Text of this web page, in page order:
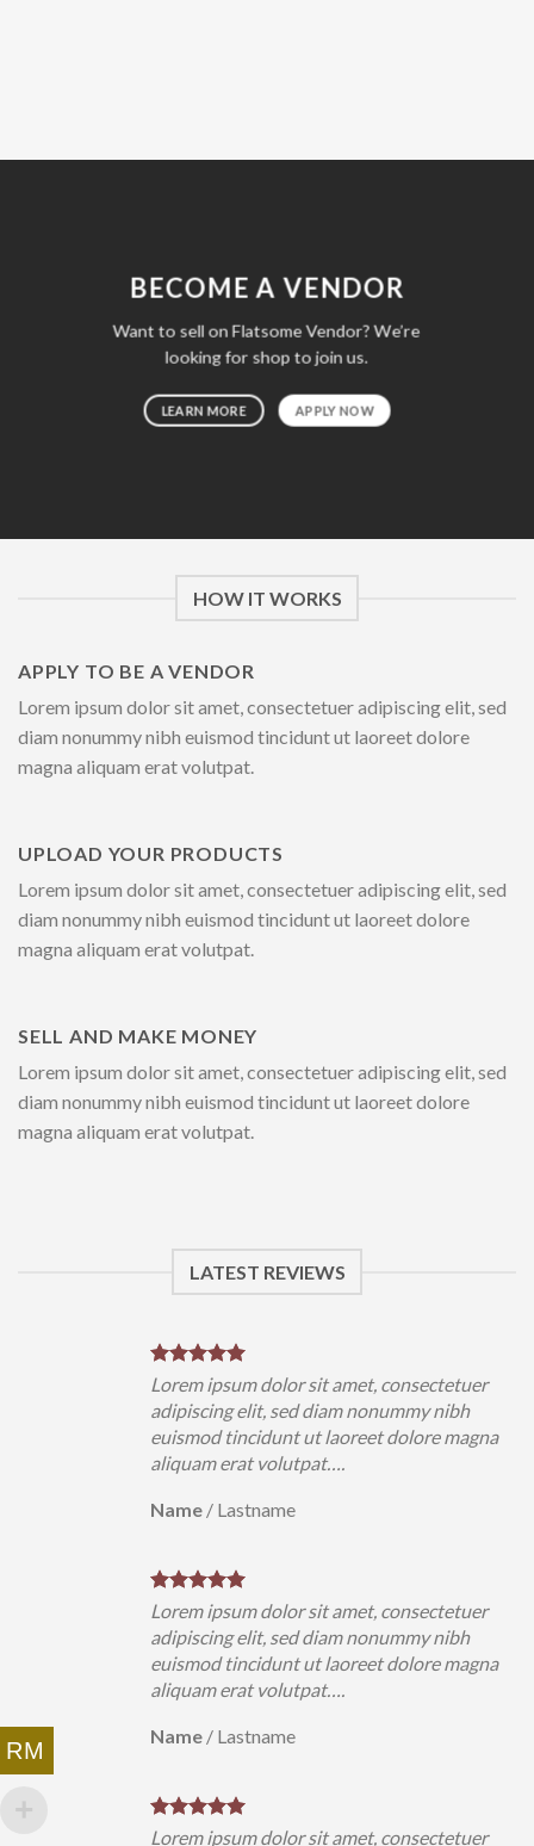
BECOME A VENDOR
Want to sell on Flatsome Vendor? We’re
looking for shop to join us.
LEARN MORE APPLY NOW
HOW IT WORKS
APPLY TO BE A VENDOR
Lorem ipsum dolor sit amet, consectetuer adipiscing elit, sed
diam nonummy nibh euismod tincidunt ut laoreet dolore
magna aliquam erat volutpat.
UPLOAD YOUR PRODUCTS
Lorem ipsum dolor sit amet, consectetuer adipiscing elit, sed
diam nonummy nibh euismod tincidunt ut laoreet dolore
magna aliquam erat volutpat.
SELL AND MAKE MONEY
Lorem ipsum dolor sit amet, consectetuer adipiscing elit, sed
diam nonummy nibh euismod tincidunt ut laoreet dolore
magna aliquam erat volutpat.
LATEST REVIEWS
Lorem ipsum dolor sit amet, consectetuer
adipiscing elit, sed diam nonummy nibh
euismod tincidunt ut laoreet dolore magna
aliquam erat volutpat….
Name / Lastname
Lorem ipsum dolor sit amet, consectetuer
adipiscing elit, sed diam nonummy nibh
euismod tincidunt ut laoreet dolore magna
aliquam erat volutpat….
Name / Lastname
Lorem ipsum dolor sit amet, consectetuer
RM